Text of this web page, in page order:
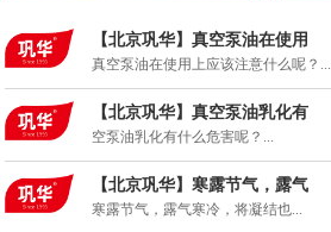
【北京巩华】真空泵油在使用
真空泵油在使用上应该注意什么呢？...
【北京巩华】真空泵油乳化有
空泵油乳化有什么危害呢？...
【北京巩华】寒露节气，露气
寒露节气，露气寒冷，将凝结也...